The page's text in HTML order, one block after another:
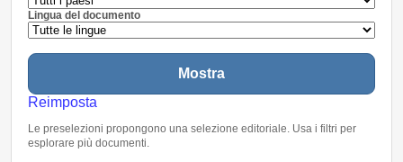
Lingua del documento
Mostra
Reimposta
Le preselezioni propongono una selezione editoriale. Usa i filtri per
esplorare più documenti.